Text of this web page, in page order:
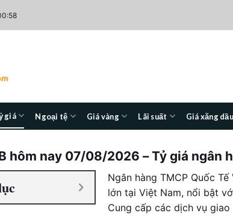
giá Ngoại tệ Giá vàng Lãi suất Giá xăng
hôm nay 07/08/2026 – Tỷ giá ngân
Ngân hàng TMCP Quốc
lớn tại Việt Nam, nổi bật
Cung cấp các dịch vụ